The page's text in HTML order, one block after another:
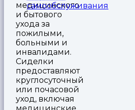
самообслуживания
медицинского
и бытового
ухода за
пожилыми,
больными и
инвалидами.
Сиделки
предоставляют
круглосуточный
или почасовой
уход, включая